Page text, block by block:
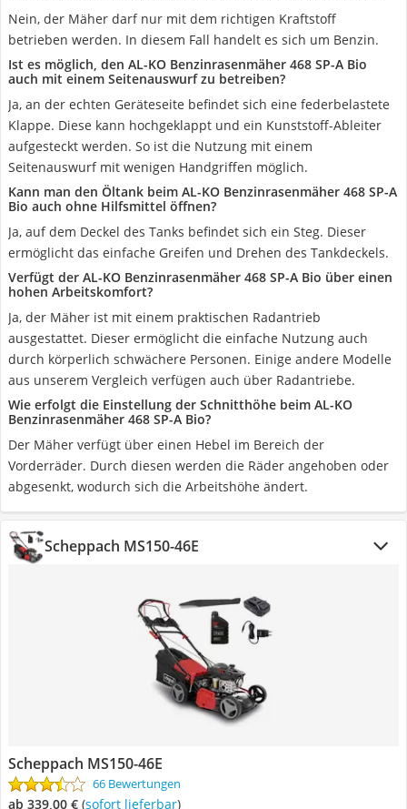
Nein, der Mäher darf nur mit dem richtigen Kraftstoff
betrieben werden. In diesem Fall handelt es sich um Benzin.
Ist es möglich, den AL-KO Benzinrasenmäher 468 SP-A Bio
auch mit einem Seitenauswurf zu betreiben?
Ja, an der echten Geräteseite befindet sich eine federbelastete
Klappe. Diese kann hochgeklappt und ein Kunststoff-Ableiter
aufgesteckt werden. So ist die Nutzung mit einem
Seitenauswurf mit wenigen Handgriffen möglich.
Kann man den Öltank beim AL-KO Benzinrasenmäher 468 SP-A
Bio auch ohne Hilfsmittel öffnen?
Ja, auf dem Deckel des Tanks befindet sich ein Steg. Dieser
ermöglicht das einfache Greifen und Drehen des Tankdeckels.
Verfügt der AL-KO Benzinrasenmäher 468 SP-A Bio über einen
hohen Arbeitskomfort?
Ja, der Mäher ist mit einem praktischen Radantrieb
ausgestattet. Dieser ermöglicht die einfache Nutzung auch
durch körperlich schwächere Personen. Einige andere Modelle
aus unserem Vergleich verfügen auch über Radantriebe.
Wie erfolgt die Einstellung der Schnitthöhe beim AL-KO
Benzinrasenmäher 468 SP-A Bio?
Der Mäher verfügt über einen Hebel im Bereich der
Vorderräder. Durch diesen werden die Räder angehoben oder
abgesenkt, wodurch sich die Arbeitshöhe ändert.
Scheppach MS150-46E
Scheppach MS150-46E
66 Bewertungen
ab 339,00 € ( Sofort lieferbar)